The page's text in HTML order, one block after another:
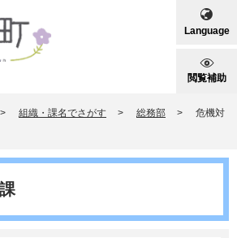
Language
閲覧補助
> 組織・課名でさがす > 総務部 >
危機対